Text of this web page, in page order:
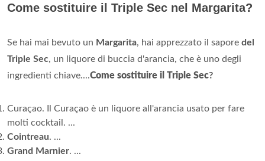
Come sostituire il Triple Sec nel Margarita?
Se hai mai bevuto un Margarita, hai apprezzato il sapore del
Triple Sec, un liquore di buccia d'arancia, che è uno degli
ingredienti chiave....Come sostituire il Triple Sec?
Curaçao. Il Curaçao è un liquore all'arancia usato per fare
molti cocktail. ...
Cointreau. ...
Grand Marnier. ...